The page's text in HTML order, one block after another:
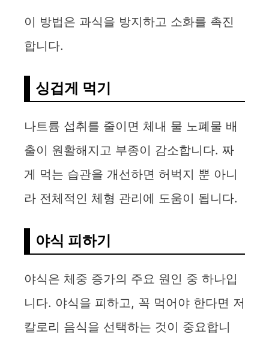
y
d
e
o
이 방법은 과식을 방지하고 소화를 촉진
합니다.
싱겁게 먹기
나트륨 섭취를 줄이면 체내 물 노폐물 배
출이 원활해지고 부종이 감소합니다. 짜
게 먹는 습관을 개선하면 허벅지 뿐 아니
라 전체적인 체형 관리에 도움이 됩니다.
야식 피하기
야식은 체중 증가의 주요 원인 중 하나입
니다. 야식을 피하고, 꼭 먹어야 한다면 저
칼로리 음식을 선택하는 것이 중요합니